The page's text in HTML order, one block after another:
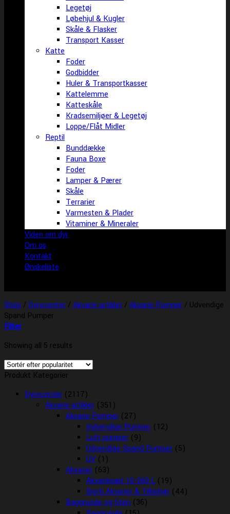
Legetøj
Løbehjul & Kugler
Skåle & Flasker
Transport Kasser
Katte
Foder
Godbidder
Huler & Transportkasser
Kattelemme
Katteskåle
Kradsemiljøer & Legetøj
Loppe/Flåt Midler
Reptil
Bunddække
Fauna Boxe
Foder
Lamper & Pærer
Skåle
Terrarier
Varmesten & Plader
Vitaminer & Mineraler
Viden om dyr
Om os
Kontakt
Ønskeliste
Shop / Dyrecenter / Akvarie artikler / Akvarie Pumper / Udvendige
Spand Pumper
Filter
Showing all 5 results
Produkt Kategorier
Dyrecenter (2117)
Akvarie artikler (351)
Akvarie Pumper (27)
Indvendige Pumper (12)
Luft pumper (9)
Udvendige Spand Pumper (5)
UV (1)
Akvarier (63)
Akvariesæt 10-260 L (19)
Biorb Akvarier & Tilbehør (44)
Baggrunde og Sten (36)